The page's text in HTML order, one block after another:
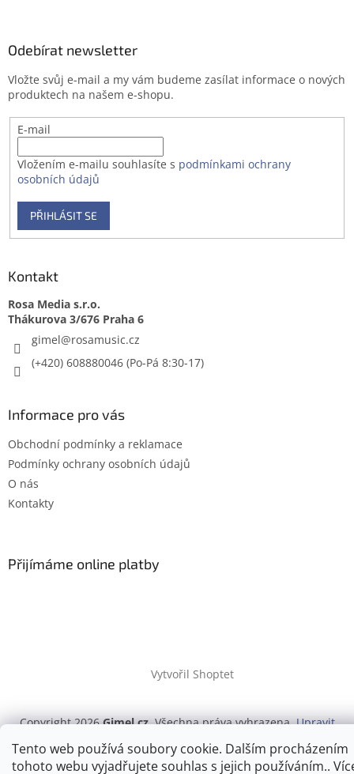
Tento web používá soubory cookie. Dalším procházením
tohoto webu vyjadřujete souhlas s jejich používáním..
Odebírat newsletter
Vložte svůj e-mail a my vám budeme zasílat informace o nových
produktech na našem e-shopu.
E-mail
Vložením e-mailu souhlasíte s podmínkami ochrany
osobních údajů
PŘIHLÁSIT SE
Kontakt
Rosa Media s.r.o.
gimel@rosamusic.cz
(+420) 608880046
Informace pro vás
Obchodní podmínky a reklamace
Podmínky ochrany osobních údajů
O nás
Kontakty
Přijímáme online platby
Vytvořil Shoptet
Copyright 2026Gimel.cz. Všechna práva vyhrazena.Upravit